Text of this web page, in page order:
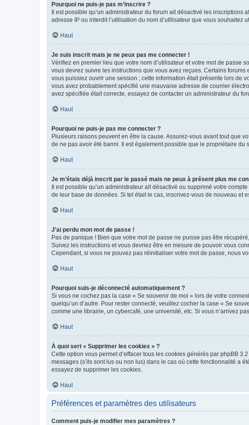
Pourquoi ne puis-je pas m’inscrire ?
Il est possible qu’un administrateur du forum ait désactivé les inscriptions
adresse IP ou interdit l’utilisation du nom d’utilisateur que vous souhaitez
Haut
Je suis inscrit mais je ne peux pas me connecter !
Vérifiez en premier lieu que votre nom d’utilisateur et votre mot de passe
vous devrez suivre les instructions que vous avez reçues. Certains
vous puissiez ouvrir une session ; cette information était présente lors de
vous avez probablement spécifié une mauvaise adresse de courrier
avez spécifiée était correcte, essayez de contacter un administrateur du
Haut
Pourquoi ne puis-je pas me connecter ?
Plusieurs raisons peuvent en être la cause. Assurez-vous avant tout que
de ne pas avoir été banni. Il est également possible que le propriétaire du
Haut
Je m’étais déjà inscrit par le passé mais ne peux à présent plus me
Il est possible qu’un administrateur ait désactivé ou supprimé votre
de leur base de données. Si tel était le cas, inscrivez-vous de nouveau et
Haut
J’ai perdu mon mot de passe !
Pas de panique ! Bien que votre mot de passe ne puisse pas être
Suivez les instructions et vous devriez être en mesure de pouvoir vous
Cependant, si vous ne pouvez pas réinitialiser votre mot de passe, nous
Haut
Pourquoi suis-je déconnecté automatiquement ?
Si vous ne cochez pas la case « Se souvenir de moi » lors de votre
quelqu’un d’autre. Pour rester connecté, veuillez cocher la case « Se
comme une librairie, un cybercafé, une université, etc. Si vous n’arrivez
Haut
À quoi sert « Supprimer les cookies » ?
Cette option vous permet d’effacer tous les cookies générés par phpBB
messages (s’ils sont lus ou non lus) dans le cas où cette fonctionnalité a
essayez de supprimer les cookies.
Haut
Préférences et paramètres des utilisateurs
Comment puis-je modifier mes paramètres ?